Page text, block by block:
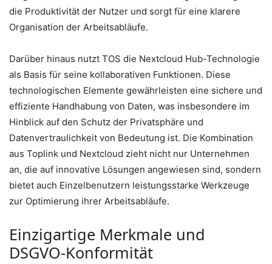
die Produktivität der Nutzer und sorgt für eine klarere
Organisation der Arbeitsabläufe.
Darüber hinaus nutzt TOS die Nextcloud Hub-Technologie
als Basis für seine kollaborativen Funktionen. Diese
technologischen Elemente gewährleisten eine sichere und
effiziente Handhabung von Daten, was insbesondere im
Hinblick auf den Schutz der Privatsphäre und
Datenvertraulichkeit von Bedeutung ist. Die Kombination
aus Toplink und Nextcloud zieht nicht nur Unternehmen
an, die auf innovative Lösungen angewiesen sind, sondern
bietet auch Einzelbenutzern leistungsstarke Werkzeuge
zur Optimierung ihrer Arbeitsabläufe.
Einzigartige Merkmale und
DSGVO-Konformität